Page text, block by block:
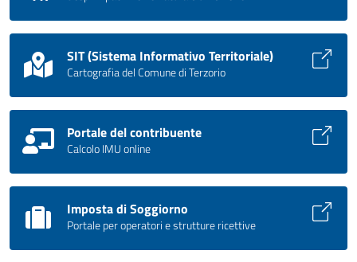
SIT (Sistema Informativo Territoriale)
Cartografia del Comune di Terzorio
Portale del contribuente
Calcolo IMU online
Imposta di Soggiorno
Portale per operatori e strutture ricettive